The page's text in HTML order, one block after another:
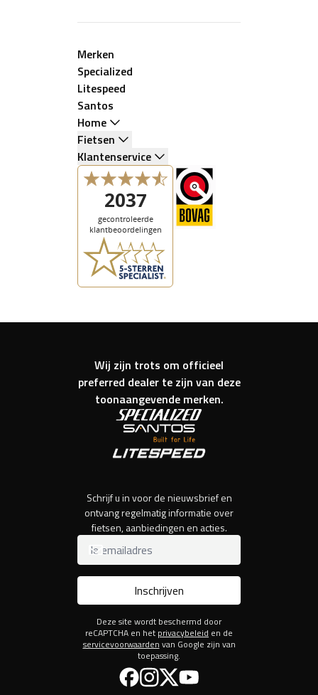
Merken
Specialized
Litespeed
Santos
Home
Fietsen
Klantenservice
Wij zijn trots om officieel
preferred dealer te zijn van deze
toonaangevende merken.
Schrijf u in voor de nieuwsbrief en
ontvang regelmatig informatie over
fietsen, aanbiedingen en acties.
Inschrijven
Deze site wordt beschermd door
reCAPTCHA en het privacybeleid en de
servicevoorwaarden van Google zijn van
toepassing.
FacebookInstagram
TwitterYouTube